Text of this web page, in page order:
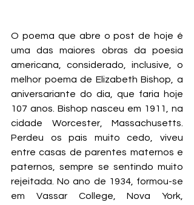
O poema que abre o post de hoje é
uma das maiores obras da poesia
americana, considerado, inclusive, o
melhor poema de Elizabeth Bishop, a
aniversariante do dia, que faria hoje
107 anos. Bishop nasceu em 1911, na
cidade Worcester, Massachusetts.
Perdeu os pais muito cedo, viveu
entre casas de parentes maternos e
paternos, sempre se sentindo muito
rejeitada. No ano de 1934, formou-se
em Vassar College, Nova York,